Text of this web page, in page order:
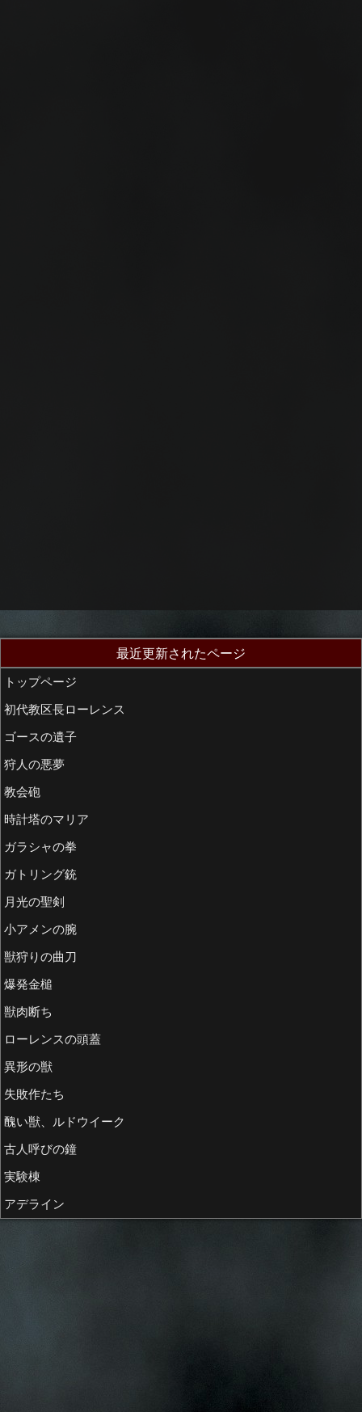
最近更新されたページ
トップページ
初代教区長ローレンス
ゴースの遺子
狩人の悪夢
教会砲
時計塔のマリア
ガラシャの拳
ガトリング銃
月光の聖剣
小アメンの腕
獣狩りの曲刀
爆発金槌
獣肉断ち
ローレンスの頭蓋
異形の獣
失敗作たち
醜い獣、ルドウイーク
古人呼びの鐘
実験棟
アデライン